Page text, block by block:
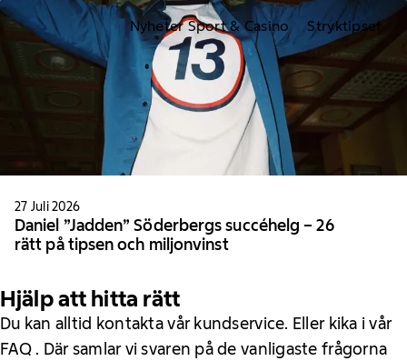
Nyheter Sport & Casino Stryktipset
27 Juli 2026
Daniel ”Jadden” Söderbergs succéhelg – 26
rätt på tipsen och miljonvinst
Hjälp att hitta rätt
Du kan alltid kontakta vår kundservice. Eller kika i vår
FAQ . Där samlar vi svaren på de vanligaste frågorna